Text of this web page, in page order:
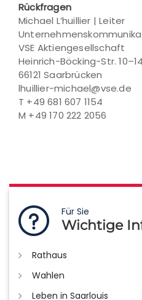
Rückfragen
Michael L’huillier | Leiter
VSE Aktiengesellschaft
Heinrich-Böcking-Str. 10–14
66121 Saarbrücken
lhuillier-michael@vse.de
T +49 681 607 1154
M +49 170 222 2056
Für Sie
Wichtige
Rathaus
Wahlen
Leben in Saarlouis